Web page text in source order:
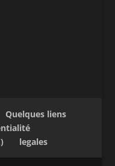
Quelques liens
legales